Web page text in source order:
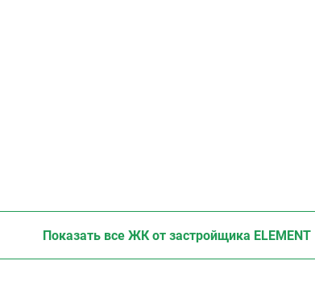
Показать все ЖКот застройщика ELEMENT